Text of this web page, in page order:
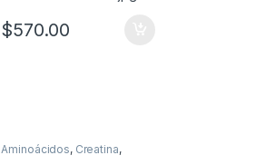
$570.00
Aminoácidos, Creatina,